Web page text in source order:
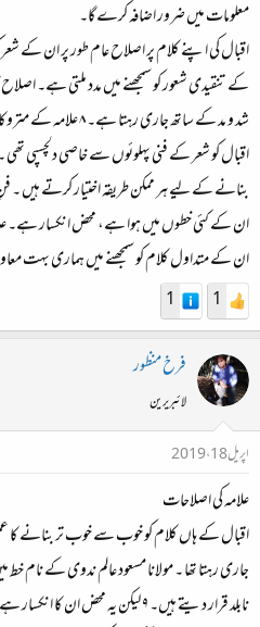
معلومات میں ضرور اضافہ کرے گا۔
کے تنقیدی شعور کو سمجھنے میں مدد ملتی ہے۔
شد و مد کے ساتھ جاری
اقبال کو شعر کے فنی پہلوئوں سے خاصی دلچسپی تھی
بنانے کے لیے ہر ممکن طریقہ اختیار کرتے ہیں ۔
ان کے کئی خطوں میں ہوا ہے، محض انکسار ہے۔
ان کے متداول کلام کو سمجھنے میں ہماری بہت
1
1
فرخ منظور
لائبریرین
اپریل 18، 2019
علامہ کی اصلاحات
اقبال کے ہاں کلام کو خوب سے خوب تر بنانے کا
جاری رہتا تھا ۔ مولانا مسعود عالم ندوی کے نام
نابلد قرار دیتے ہیں۔ ۹ لیکن یہ